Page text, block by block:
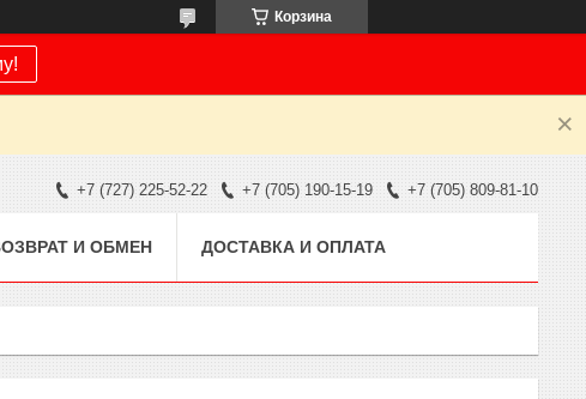
Корзина
+7 (727) 225-52-22 +7 (705) 190-15-19 +7 (705) 809-81-10
И ОБМЕН ДОСТАВКА И ОПЛАТА